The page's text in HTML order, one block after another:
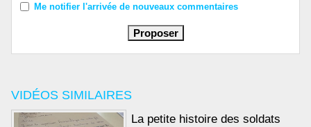
VIDÉOS SIMILAIRES
La petite histoire des soldats
Me notifier l'arrivée de nouveaux commentaires